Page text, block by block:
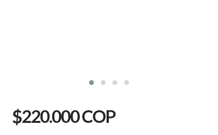
$220.000 COP